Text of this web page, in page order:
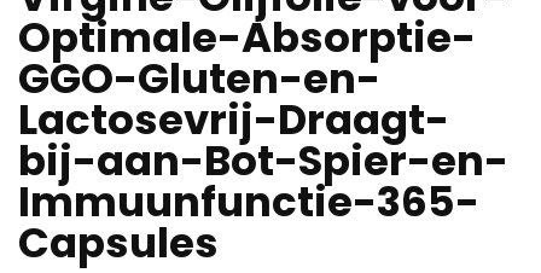
Optimale-Absorptie-
GGO-Gluten-en-
Lactosevrij-Draagt-
bij-aan-Bot-Spier-en-
Immuunfunctie-365-
Capsules